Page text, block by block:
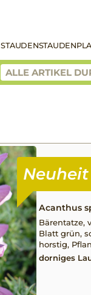
STAUDEN
Acanthus
Bärentatze,
Blatt grün,
horstig,
dorniges